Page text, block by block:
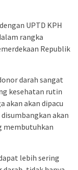
UPTD KPH
rangka
Republik
darah sangat
kesehatan rutin
akan akan dipacu
akan
membutuhkan
lebih sering